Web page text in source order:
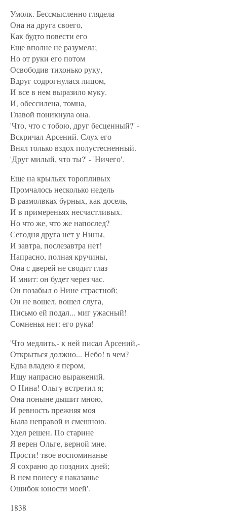
Умолк. Бессмысленно глядела
Она на друга своего,
Как будто повести его
Еще вполне не разумела;
Но от руки его потом
Освободив тихонько руку,
Вдруг содрогнулася лицом,
И все в нем выразило муку.
И, обессилена, томна,
Главой поникнула она.
'Что, что с тобою, друг бесценный?' -
Вскричал Арсений. Слух его
Внял только вздох полустесненный.
'Друг милый, что ты?' - 'Ничего'.
Еще на крыльях торопливых
Промчалось несколько недель
В размолвках бурных, как досель,
И в примереньях несчастливых.
Но что же, что же напослед?
Сегодня друга нет у Нины,
И завтра, послезавтра нет!
Напрасно, полная кручины,
Она с дверей не сводит глаз
И мнит: он будет через час.
Он позабыл о Нине страстной;
Он не вошел, вошел слуга,
Письмо ей подал... миг ужасный!
Сомненья нет: его рука!
'Что медлить,- к ней писал Арсений,-
Открыться должно... Небо! в чем?
Едва владею я пером,
Ищу напрасно выражений.
О Нина! Ольгу встретил я;
Она поныне дышит мною,
И ревность прежняя моя
Была неправой и смешною.
Удел решен. По старине
Я верен Ольге, верной мне.
Прости! твое воспоминанье
Я сохраню до поздних дней;
В нем понесу я наказанье
Ошибок юности моей'.
1838